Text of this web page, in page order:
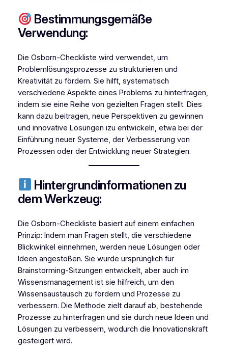
Bestimmungsgemäße
Verwendung:
Die Osborn-Checkliste wird verwendet, um
Problemlösungsprozesse zu strukturieren und
Kreativität zu fördern. Sie hilft, systematisch
verschiedene Aspekte eines Problems zu hinterfragen,
indem sie eine Reihe von gezielten Fragen stellt. Dies
kann dazu beitragen, neue Perspektiven zu gewinnen
und innovative Lösungen izu entwickeln, etwa bei der
Einführung neuer Systeme, der Verbesserung von
Prozessen oder der Entwicklung neuer Strategien.
Hintergrundinformationen zu
dem Werkzeug:
Die Osborn-Checkliste basiert auf einem einfachen
Prinzip: Indem man Fragen stellt, die verschiedene
Blickwinkel einnehmen, werden neue Lösungen oder
Ideen angestoßen. Sie wurde ursprünglich für
Brainstorming-Sitzungen entwickelt, aber auch im
Wissensmanagement ist sie hilfreich, um den
Wissensaustausch zu fördern und Prozesse zu
verbessern. Die Methode zielt darauf ab, bestehende
Prozesse zu hinterfragen und sie durch neue Ideen und
Lösungen zu verbessern, wodurch die Innovationskraft
gesteigert wird.